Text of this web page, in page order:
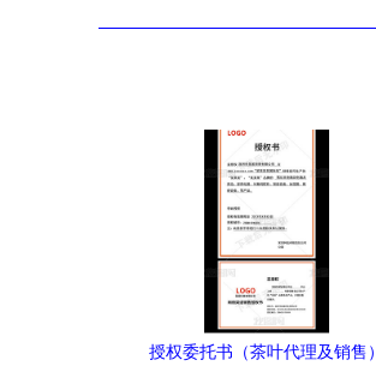
授权委托书（茶叶代理及销售）